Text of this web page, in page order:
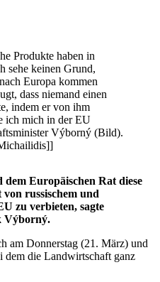
Produkte haben in
sehe keinen Grund,
Europa kommen
dass niemand einen
indem er von ihm
ich mich in der EU
Výborný (Bild).
Europäischen Rat diese
russischem und
zu verbieten, sagte
Výborný.
am Donnerstag (21. März) und
dem die Landwirtschaft ganz